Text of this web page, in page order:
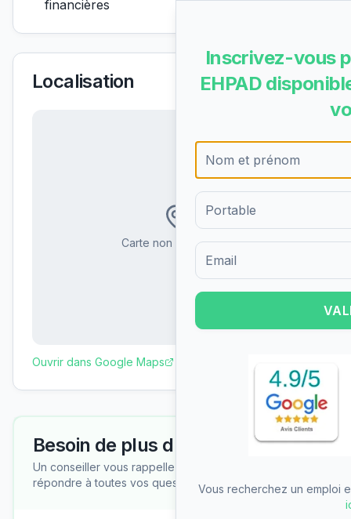
financières
Localisation
Carte non disponible
Ouvrir dans Google Maps
Besoin de plus d'informations ?
Un conseiller vous rappelle gratuitement pour
répondre à toutes vos questions
Inscrivez-vous
EHPAD
Formulaire d'inscription pour
Vous recherchez un emploi